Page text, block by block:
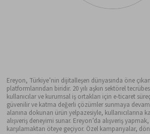
Ereyon, Türkiye’nin dijitalleşen dünyasında öne
platformlarından biridir. 20 yılı aşkın sektörel
kullanıcılar ve kurumsal iş ortakları için e-ticaret
güvenilir ve katma değerli çözümler sunmaya
alanına dokunan ürün yelpazesiyle, kullanıcılarına
alışveriş deneyimi sunar. Ereyon’da alışveriş
karşılamaktan öteye geçiyor. Özel kampanyalar,